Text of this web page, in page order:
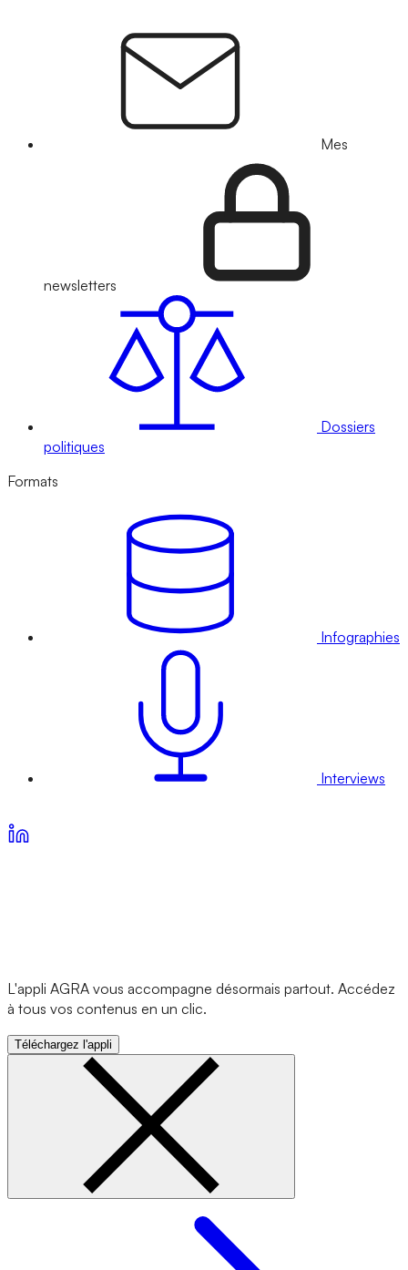
Mes
newsletters
Dossiers
politiques
Formats
Infographies
Interviews
L'appli AGRA vous accompagne désormais partout. Accédez
à tous vos contenus en un clic.
Téléchargez l'appli